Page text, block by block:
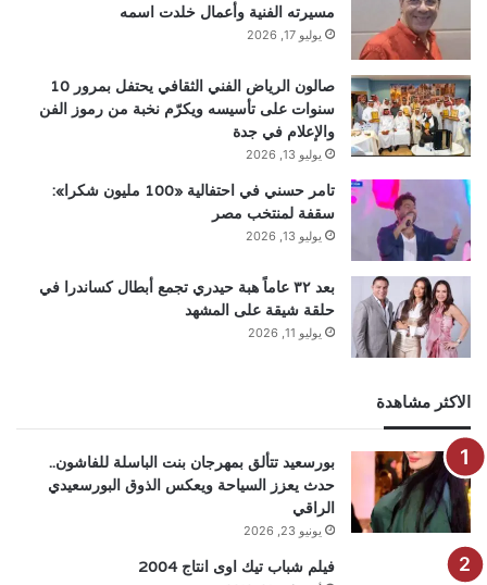
مسيرته الفنية وأعمال خلدت اسمه
يوليو 17, 2026
صالون الرياض الفني الثقافي يحتفل بمرور 10
سنوات على تأسيسه ويكرّم نخبة من رموز الفن
والإعلام في جدة
يوليو 13, 2026
تامر حسني في احتفالية «100 مليون شكرا»:
سقفة لمنتخب مصر
يوليو 13, 2026
بعد ٣٢ عاماً هبة حيدري تجمع أبطال كساندرا في
حلقة شيقة على المشهد
يوليو 11, 2026
الاكثر مشاهدة
بورسعيد تتألق بمهرجان بنت الباسلة للفاشون..
حدث يعزز السياحة ويعكس الذوق البورسعيدي
الراقي
يونيو 23, 2026
فيلم شباب تيك اوى انتاج 2004